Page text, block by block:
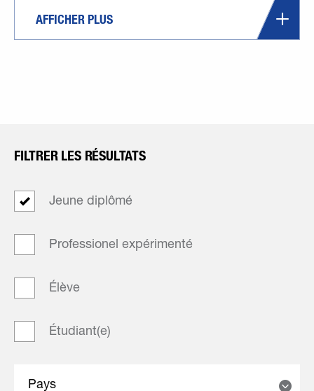
AFFICHER PLUS
FILTRER LES RÉSULTATS
Jeune diplômé
Professionel expérimenté
Élève
Étudiant(e)
Pays